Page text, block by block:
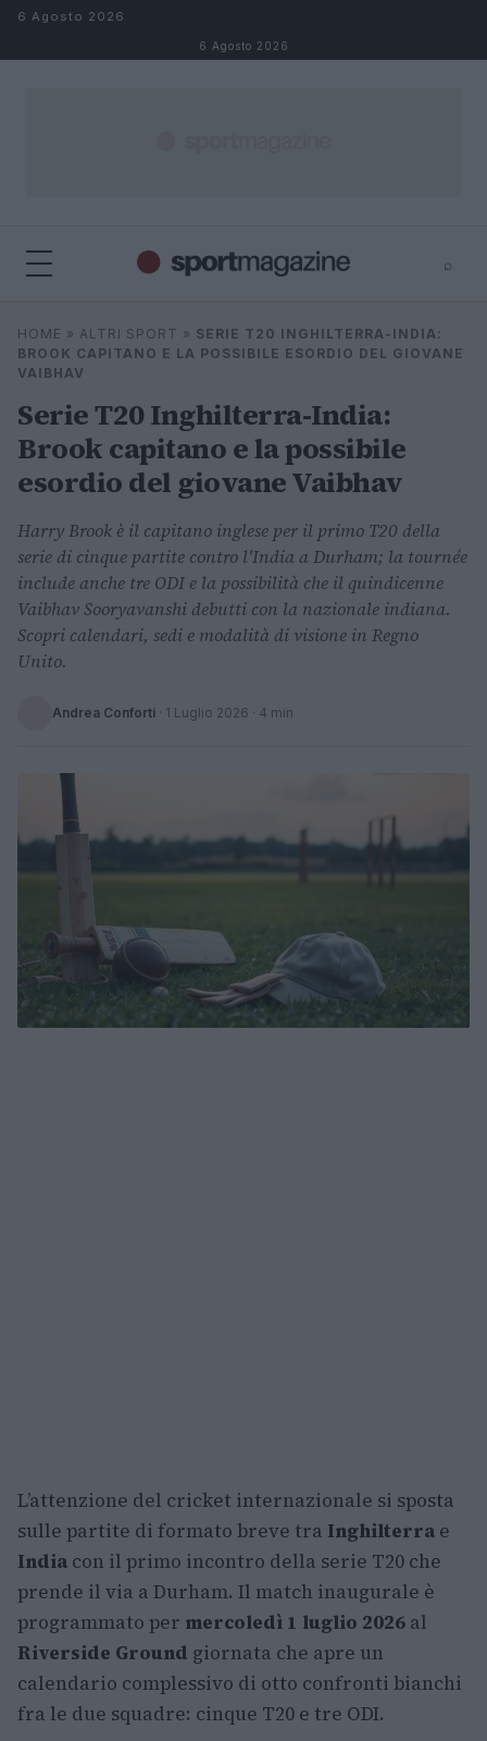
Salta al contenuto
6 Agosto 2026
6 Agosto 2026
⌕
Cerca
⌕
HOME » ALTRI SPORT » SERIE T20 INGHILTERRA-INDIA:
BROOK CAPITANO E LA POSSIBILE ESORDIO DEL GIOVANE
VAIBHAV
Serie T20 Inghilterra-India:
Brook capitano e la possibile
esordio del giovane Vaibhav
Harry Brook è il capitano inglese per il primo T20 della
serie di cinque partite contro l'India a Durham; la tournée
include anche tre ODI e la possibilità che il quindicenne
Vaibhav Sooryavanshi debutti con la nazionale indiana.
Scopri calendari, sedi e modalità di visione in Regno
Unito.
Andrea Conforti · 1 Luglio 2026 · 4 min
L’attenzione del cricket internazionale si sposta
sulle partite di formato breve tra Inghilterra e
India con il primo incontro della serie T20 che
prende il via a Durham. Il match inaugurale è
programmato per mercoledì 1 luglio 2026 al
Riverside Ground giornata che apre un
calendario complessivo di otto confronti bianchi
fra le due squadre: cinque T20 e tre ODI.